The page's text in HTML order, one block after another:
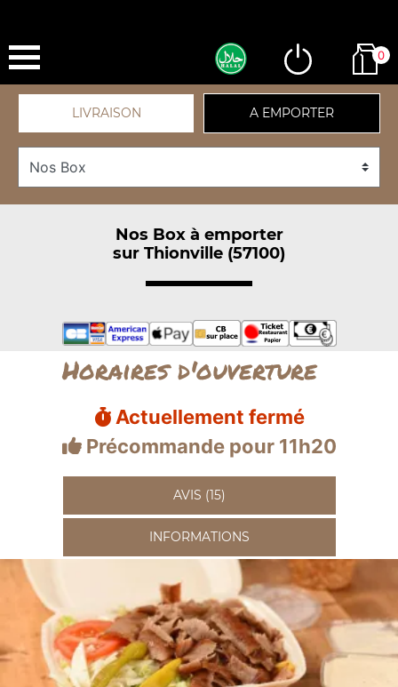
0
LIVRAISON A EMPORTER
Nos Box à emporter
sur Thionville (57100)
Horaires d'ouverture
Actuellement fermé
Précommande pour 11h20
AVIS (15)
INFORMATIONS